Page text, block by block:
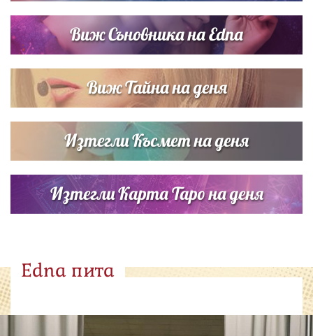
Виж Съновника на Edna
Виж Тайна на деня
Изтегли Късмет на деня
Изтегли Карта Таро на деня
Edna пита